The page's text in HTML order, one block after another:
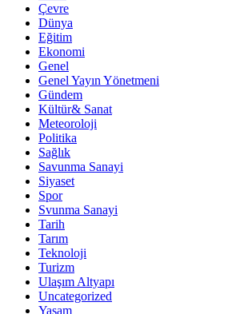
Çevre
Dünya
Eğitim
Ekonomi
Genel
Genel Yayın Yönetmeni
Gündem
Kültür& Sanat
Meteoroloji
Politika
Sağlık
Savunma Sanayi
Siyaset
Spor
Svunma Sanayi
Tarih
Tarım
Teknoloji
Turizm
Ulaşım Altyapı
Uncategorized
Yaşam